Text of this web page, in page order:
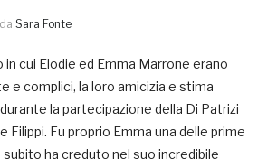
da Sara Fonte
in cui Elodie ed Emma Marrone erano
e complici, la loro amicizia e stima
la partecipazione della Di Patrizi
Filippi. Fu proprio Emma una delle prime
ha creduto nel suo incredibile